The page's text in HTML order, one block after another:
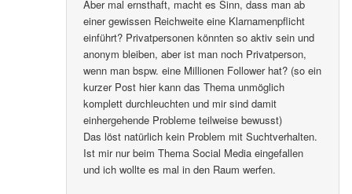
Aber mal ernsthaft, macht es Sinn, dass man ab
einer gewissen Reichweite eine Klarnamenpflicht
einführt? Privatpersonen könnten so aktiv sein und
anonym bleiben, aber ist man noch Privatperson,
wenn man bspw. eine Millionen Follower hat? (so ein
kurzer Post hier kann das Thema unmöglich
komplett durchleuchten und mir sind damit
einhergehende Probleme teilweise bewusst)
Das löst natürlich kein Problem mit Suchtverhalten.
Ist mir nur beim Thema Social Media eingefallen
und ich wollte es mal in den Raum werfen.